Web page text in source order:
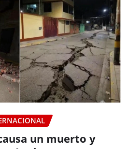
un muerto y